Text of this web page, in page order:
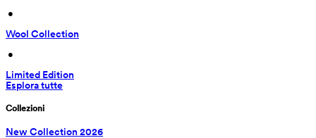
•
Wool Collection
•
Limited Edition
Esplora tutte
Collezioni
New Collection 2026